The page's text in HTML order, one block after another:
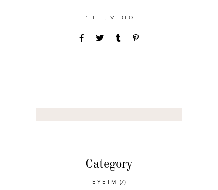
PLEIL ,VIDEO
Category
EYETM (7)